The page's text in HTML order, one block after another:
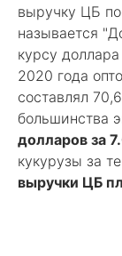
выручку ЦБ
называется
курсу доллара
2020 года
составлял
большинства
долларов за
кукурузы за
выручки ЦБ